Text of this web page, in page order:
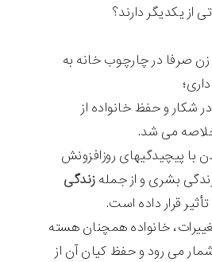
از یکدیگر دارند؟
صرفا در چارچوب خانه به
شکار و حفظ خانواده از
می شد.
با پیچیدگیهای روزافزونش
بشری و از جمله زندگی
قرار داده است.
خانواده همچنان هسته
می رود و حفظ کیان آن از